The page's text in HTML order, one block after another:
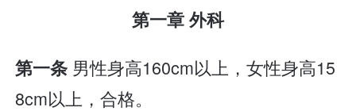
第一章 外科
第一条 男性身高160cm以上，女性身高15
8cm以上，合格。